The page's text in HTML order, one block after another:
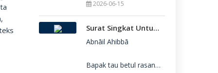
2026-06-15
Surat Singkat Untukmu Yang Belum Juga Diterima Di Perguruan Tinggi
Abnāil Ahibbā
Bapak tau betul rasanya berat sekali ketika dirimu belum juga diterima di Perguru